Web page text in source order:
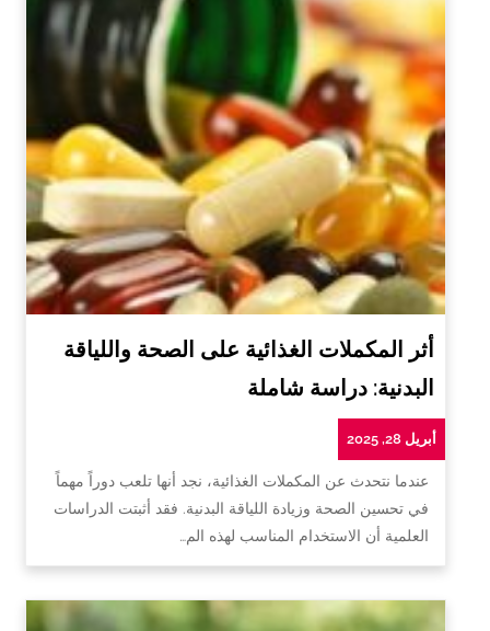
أثر المكملات الغذائية على الصحة واللياقة
البدنية: دراسة شاملة
أبريل 28, 2025
عندما نتحدث عن المكملات الغذائية، نجد أنها تلعب دوراً مهماً
في تحسين الصحة وزيادة اللياقة البدنية. فقد أثبتت الدراسات
العلمية أن الاستخدام المناسب لهذه الم…